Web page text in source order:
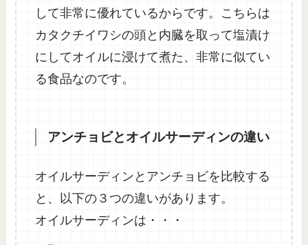
して非常に優れているからです。こちらは
カタクチイワシの頭と内臓を取って塩漬け
にしてオイルに浸けて煮た、非常に似てい
る食品なのです。
アンチョビとオイルサーディンの違い
オイルサーディンとアンチョビを比較する
と、以下の３つの違いがあります。
オイルサーディンは・・・